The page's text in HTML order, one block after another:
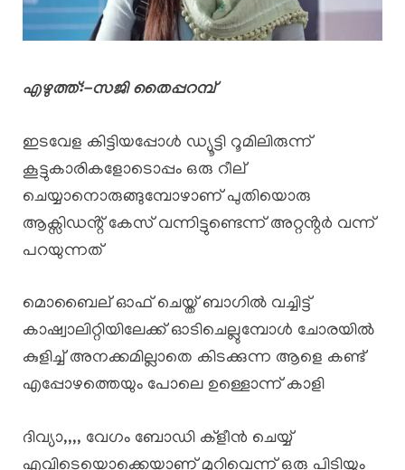
എഴുത്ത്:-സജി തൈപ്പറമ്പ്
ഇടവേള കിട്ടിയപ്പോൾ ഡ്യൂട്ടി റൂമിലിരുന്ന്
കൂട്ടുകാരികളോടൊപ്പം ഒരു റീല്
ചെയ്യാനൊരുങ്ങുമ്പോഴാണ് പുതിയൊരു
ആക്സിഡൻ്റ് കേസ് വന്നിട്ടുണ്ടെന്ന് അറ്റൻ്റർ വന്ന്
പറയുന്നത്
മൊബൈല് ഓഫ് ചെയ്ത് ബാഗിൽ വച്ചിട്ട്
കാഷ്വാലിറ്റിയിലേക്ക് ഓടിചെല്ലുമ്പോൾ ചോരയിൽ
കുളിച്ച് അനക്കമില്ലാതെ കിടക്കുന്ന ആളെ കണ്ട്
എപ്പോഴത്തെയും പോലെ ഉള്ളൊന്ന് കാളി
ദിവ്യാ,,,, വേഗം ബോഡി ക്ളീൻ ചെയ്യ്
എവിടെയൊക്കെയാണ് മുറിവെന്ന് ഒരു പിടിയും